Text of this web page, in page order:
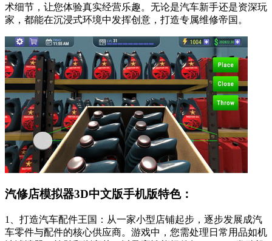
术细节，让您体验真实经营乐趣。无论是汽车新手还是资深玩
家，都能在沉浸式环境中发挥创意，打造专属维修帝国。
汽修店模拟器3D中文版手机版特色：
1、打造汽车配件王国：从一家小型店铺起步，逐步发展成汽
车零件与配件的核心供应商。游戏中，您需处理日常用品如机